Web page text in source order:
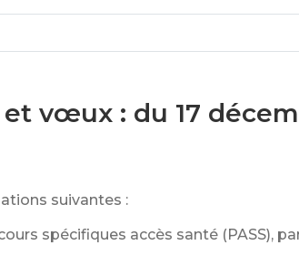
vœux : du 17
suivantes :
spécifiques accès santé (PASS),